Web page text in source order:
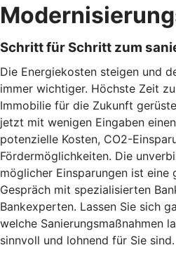
Schritt für Schritt zum
Die Energiekosten steigen und
immer wichtiger. Höchste Zeit
Immobilie für die Zukunft
jetzt mit wenigen Eingaben
potenzielle Kosten, CO2-
Fördermöglichkeiten. Die
möglicher Einsparungen ist eine
Gespräch mit spezialisierten
Bankexperten. Lassen Sie sich
welche Sanierungsmaßnahmen
sinnvoll und lohnend für Sie sind.